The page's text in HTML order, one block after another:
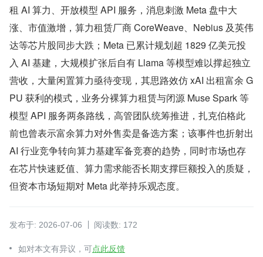
租 AI 算力、开放模型 API 服务，消息刺激 Meta 盘中大
涨、市值激增，算力租赁厂商 CoreWeave、Nebius 及英伟
达等芯片股同步大跌；Meta 已累计规划超 1829 亿美元投
入 AI 基建，大规模扩张后自有 Llama 等模型难以撑起独立
营收，大量闲置算力亟待变现，其思路效仿 xAI 出租富余 G
PU 获利的模式，业务分裸算力租赁与闭源 Muse Spark 等
模型 API 服务两条路线，高管团队统筹推进，扎克伯格此
前也曾表示富余算力对外售卖是备选方案；该事件也折射出
AI 行业竞争转向算力基建军备竞赛的趋势，同时市场也存
在芯片快速贬值、算力需求能否长期支撑巨额投入的质疑，
但资本市场短期对 Meta 此举持乐观态度。
发布于: 2026-07-06 阅读数: 172
如对本文有异议，可点此反馈